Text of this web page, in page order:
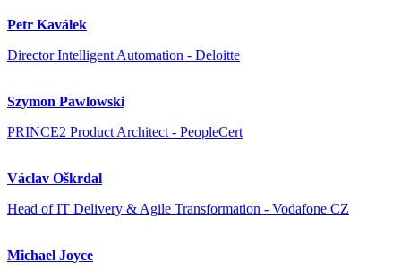
Petr Kaválek
Director Intelligent Automation - Deloitte
Szymon Pawlowski
PRINCE2 Product Architect - PeopleCert
Václav Oškrdal
Head of IT Delivery & Agile Transformation - Vodafone CZ
Michael Joyce